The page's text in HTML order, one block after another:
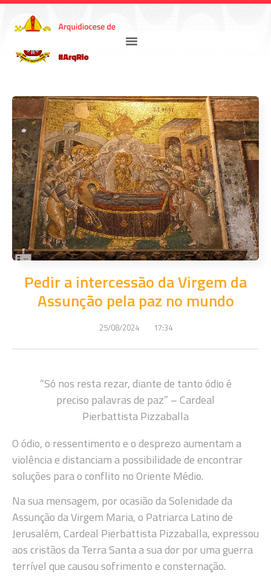
Pedir a intercessão da Virgem da
Assunção pela paz no mundo
25/08/2024 17:34
“Só nos resta rezar, diante de tanto ódio é
preciso palavras de paz” – Cardeal
Pierbattista Pizzaballa
O ódio, o ressentimento e o desprezo aumentam a
violência e distanciam a possibilidade de encontrar
soluções para o conflito no Oriente Médio.
Na sua mensagem, por ocasião da Solenidade da
Assunção da Virgem Maria, o Patriarca Latino de
Jerusalém, Cardeal Pierbattista Pizzaballa, expressou
aos cristãos da Terra Santa a sua dor por uma guerra
terrível que causou sofrimento e consternação.